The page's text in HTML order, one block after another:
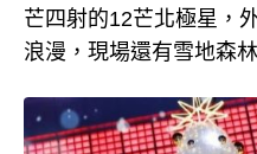
芒四射的12芒北極星，
浪漫，現場還有雪地森